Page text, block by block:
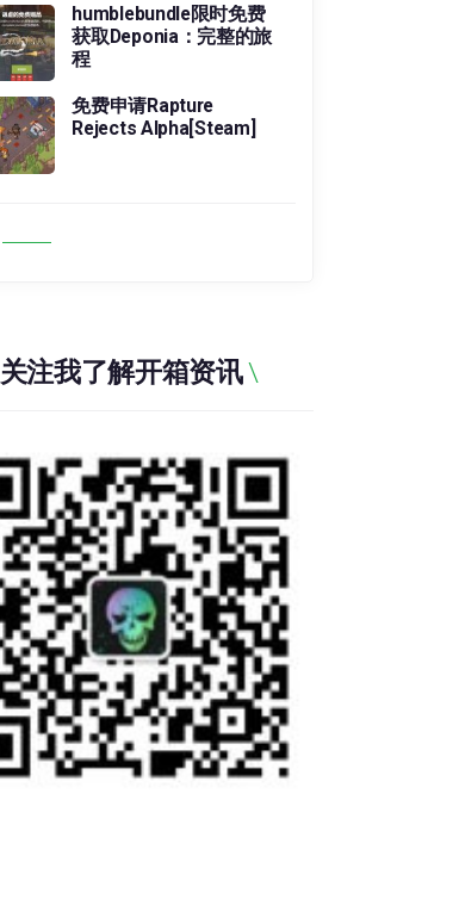
humblebundle限时免费
获取Deponia：完整的旅
程
免费申请Rapture
Rejects Alpha[Steam]
关注我了解开箱资讯